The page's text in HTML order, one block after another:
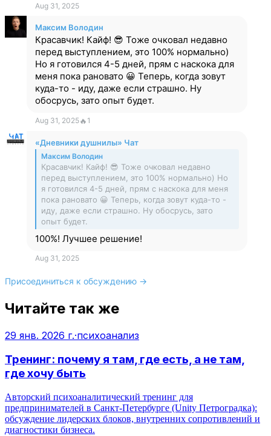
Aug 31, 2025
Максим Володин
Красавчик! Кайф! 😎 Тоже очковал недавно
перед выступлением, это 100% нормально)
Но я готовился 4-5 дней, прям с наскока для
меня пока рановато 😀 Теперь, когда зовут
куда-то - иду, даже если страшно. Ну
обосрусь, зато опыт будет.
Aug 31, 2025🔥 1
«Дневники душнилы» Чат
Максим Володин
Красавчик! Кайф! 😎 Тоже очковал недавно
перед выступлением, это 100% нормально) Но
я готовился 4-5 дней, прям с наскока для меня
пока рановато 😀 Теперь, когда зовут куда-то -
иду, даже если страшно. Ну обосрусь, зато
опыт будет.
100%! Лучшее решение!
Aug 31, 2025
Присоединиться к обсуждению →
Читайте так же
29 янв. 2026 г.·психоанализ
Тренинг: почему я там, где есть, а не там,
где хочу быть
Авторский психоаналитический тренинг для
предпринимателей в Санкт-Петербурге (Unity Петроградка):
обсуждение лидерских блоков, внутренних сопротивлений и
диагностики бизнеса.